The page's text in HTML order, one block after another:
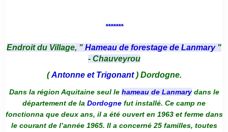
*******
Endroit du Village, " Hameau de forestage de Lanmary "
- Chauveyrou
(Antonne et Trigonant) Dordogne.
Dans la région Aquitaine seul le hameau de Lanmarydans le
département de la Dordogne fut installé. Ce camp ne
fonctionna que deux ans, il a été ouvert en 1963 et ferme dans
le courant de l’année 1965. Il a concerné 25 familles, toutes